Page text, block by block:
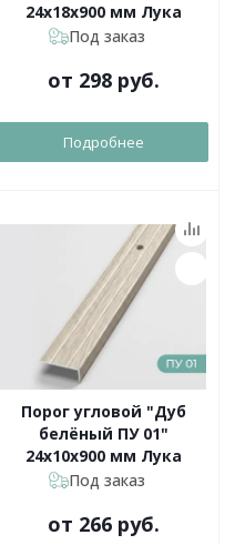
24х18х900 мм Лука
Под заказ
от 298 руб.
Подробнее
Порог угловой "Дуб
белёный ПУ 01"
24х10х900 мм Лука
Под заказ
от 266 руб.